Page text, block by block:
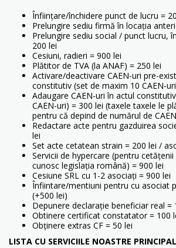
Înființare/închidere punct de lucru =
Prelungire sediu firmă în locația
Prelungire sediu social / punct lucru,
200 lei
Cesiuni, radieri = 900 lei
Plătitor de TVA (la ANAF) = 250 lei
Activare/deactivare CAEN-uri pre-
constitutiv (set de maxim 10 CAEN-
Adaugare CAEN-uri în actul
CAEN-uri) = 300 lei (taxele taxele le
pentru că depind de numărul de
Redactare acte pentru gazduirea
lei
Set acte cetatean strain = 200 lei /
Servicii de hypercare (pentru
cunosc legislația română) = 900 lei
Cesiune SRL cu 1-2 asociați = 900 lei
Înfiintare/mentiuni pentru cu asociat
(+500 lei)
Depunere declarație beneficiar real =
Obtinere certificat constatator = 100
Obținere extras CF = 50 lei
LISTA CU SERVICIILE NOASTRE